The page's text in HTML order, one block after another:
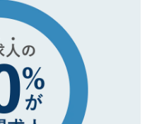
もご安心ください。